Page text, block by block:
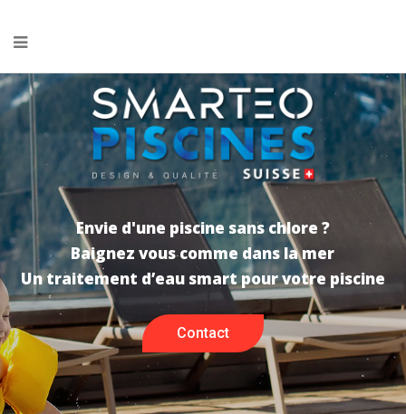
Envie d'une piscine sans chlore ?
Baignez vous comme dans la mer
Un traitement d’eau smart pour votre piscine
Contact